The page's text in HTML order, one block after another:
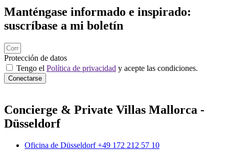
Manténgase informado e inspirado:
suscríbase a mi boletín
Protección de datos
Tengo el Política de privacidad y acepte las condiciones.
Conectarse
Concierge & Private Villas Mallorca -
Düsseldorf
Oficina de Düsseldorf +49 172 212 57 10